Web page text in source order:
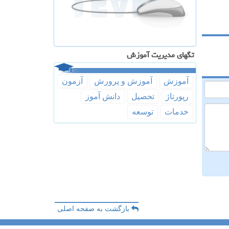
تگهای مدیریت آموزش
آموزش آموزش و پرورش
آزمون
رپورتاژ
تحصیل
دانش آموز
خدمات
توسعه
بازگشت به صفحه اصلی